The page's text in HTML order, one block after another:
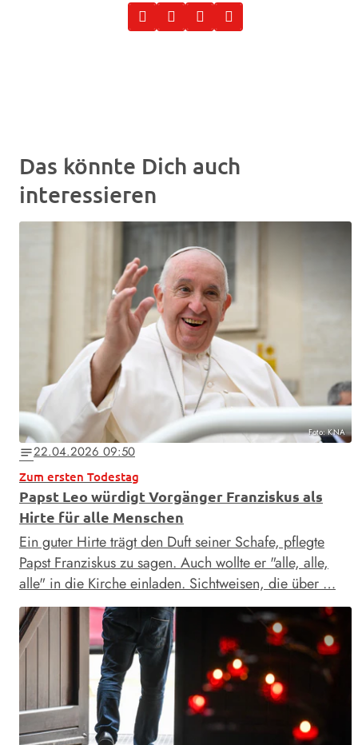
Das könnte Dich auch
interessieren
Foto: KNA
notes22.04.2026 09:50
Zum ersten Todestag
Papst Leo würdigt Vorgänger Franziskus als
Hirte für alle Menschen
Ein guter Hirte trägt den Duft seiner Schafe, pflegte
Papst Franziskus zu sagen. Auch wollte er "alle, alle,
alle" in die Kirche einladen. Sichtweisen, die über …